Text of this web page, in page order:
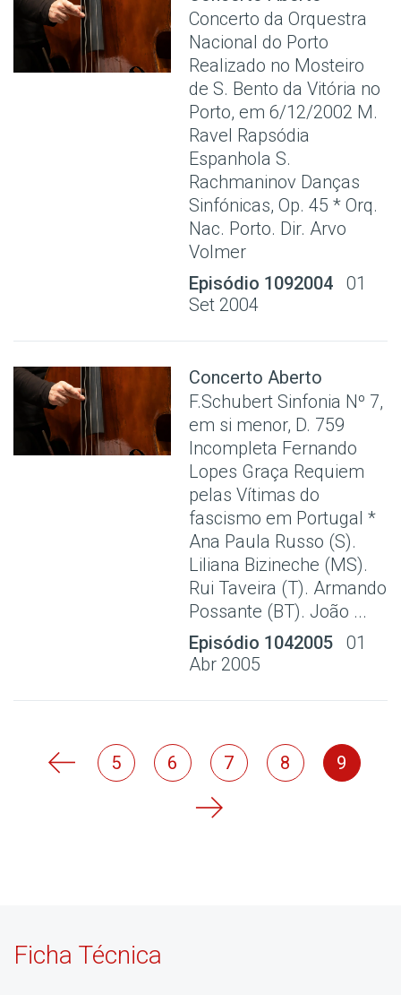
Concerto da Orquestra
Nacional do Porto
Realizado no Mosteiro
de S. Bento da Vitória no
Porto, em 6/12/2002 M.
Ravel Rapsódia
Espanhola S.
Rachmaninov Danças
Sinfónicas, Op. 45 * Orq.
Nac. Porto. Dir. Arvo
Volmer
Episódio 1092004
01
Set 2004
Concerto Aberto
F.Schubert Sinfonia Nº 7,
em si menor, D. 759
Incompleta Fernando
Lopes Graça Requiem
pelas Vítimas do
fascismo em Portugal *
Ana Paula Russo (S).
Liliana Bizineche (MS).
Rui Taveira (T). Armando
Possante (BT). João ...
Episódio 1042005
01
Abr 2005
5 6 7 8 9
Ficha Técnica